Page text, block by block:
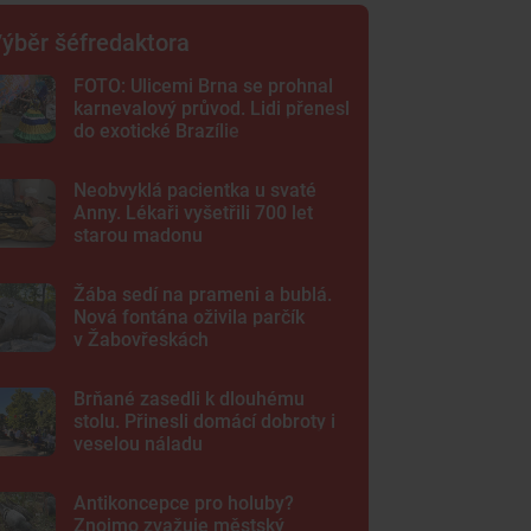
šéfredaktora
FOTO: Ulicemi Brna se prohnal
karnevalový průvod. Lidi přenesl
do exotické Brazílie
Neobvyklá pacientka u svaté
Anny. Lékaři vyšetřili 700 let
starou madonu
Žába sedí na prameni a bublá.
Nová fontána oživila parčík
v Žabovřeskách
Brňané zasedli k dlouhému
stolu. Přinesli domácí dobroty i
veselou náladu
Antikoncepce pro holuby?
Znojmo zvažuje městský